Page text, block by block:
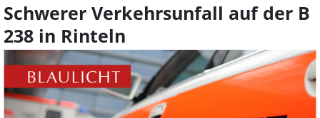
Schwerer Verkehrsunfall auf der B
238 in Rinteln